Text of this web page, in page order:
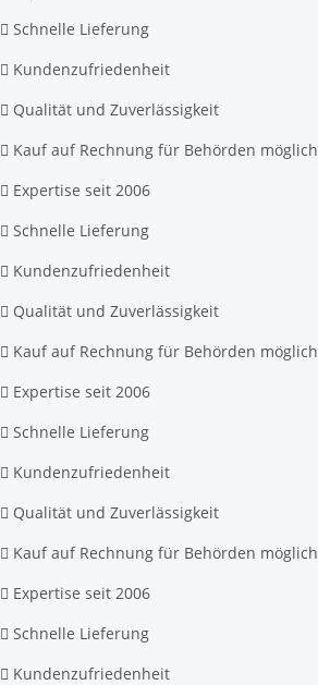
Schnelle Lieferung
Kundenzufriedenheit
Qualität und Zuverlässigkeit
Kauf auf Rechnung für Behörden möglich
Expertise seit 2006
Schnelle Lieferung
Kundenzufriedenheit
Qualität und Zuverlässigkeit
Kauf auf Rechnung für Behörden möglich
Expertise seit 2006
Schnelle Lieferung
Kundenzufriedenheit
Qualität und Zuverlässigkeit
Kauf auf Rechnung für Behörden möglich
Expertise seit 2006
Schnelle Lieferung
Kundenzufriedenheit